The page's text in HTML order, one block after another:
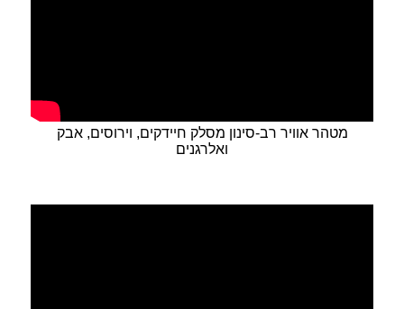
מטהר אוויר רב-סינון מסלק חיידקים, וירוסים, אבק
ואלרגנים